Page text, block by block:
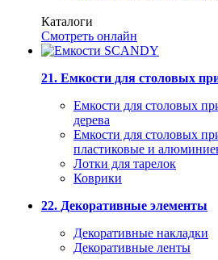
Каталоги
Смотреть онлайн
21. Емкости для столовых
Емкости для столовых
дерева
Емкости для столовых
пластиковые и
Лотки для тарелок
Коврики
22. Декоративные элементы
Декоративные накладки
Декоративные ленты